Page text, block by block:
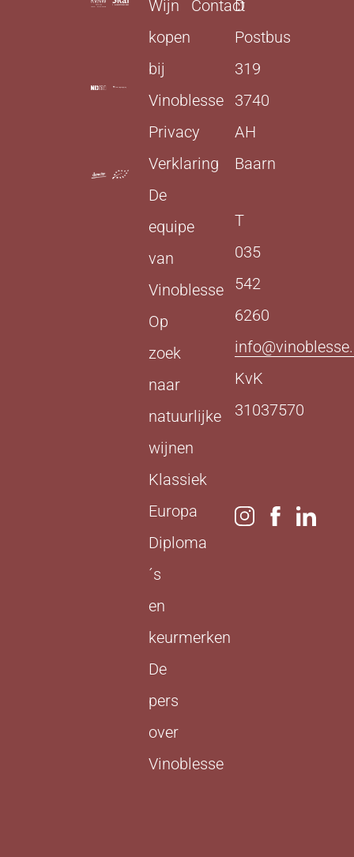
Wijn
kopen
bij
Vinoblesse
Privacy
Verklaring
De
equipe
van
Vinoblesse
Op
zoek
naar
natuurlijke
wijnen
Klassiek
Europa
Diploma
´s
en
keurmerken
De
pers
over
Vinoblesse
Contact
D
Postbus
319
3740
AH
Baarn
T
035
542
6260
KvK
31037570